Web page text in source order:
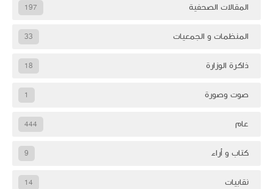
المقالات الصحفية 197
المنظمات و الجمعيات 33
ذاكرة الوزارة 18
صوت وصورة 1
عام 444
كتاب و أراء 9
نقابيات 14